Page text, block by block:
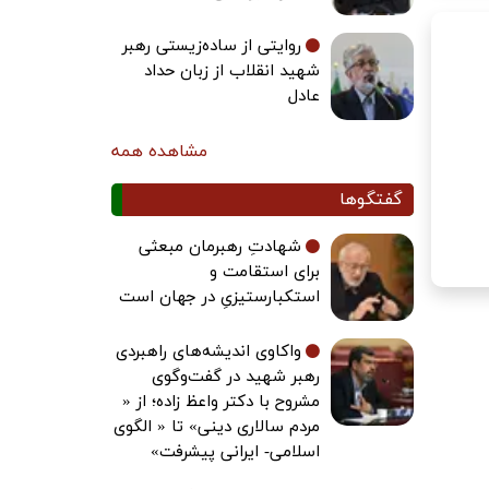
روایتی از ساده‌زیستی رهبر
شهید انقلاب از زبان حداد
عادل
مشاهده همه
گفتگوها
شهادتِ رهبرمان مبعثی
برای استقامت و
استکبارستیزیِ در جهان است
واکاوی اندیشه‌های راهبردی
رهبر شهید در گفت‌وگوی
مشروح با دکتر واعظ زاده؛ از «
مردم سالاری دینی» تا « الگوی
اسلامی- ایرانی پیشرفت»